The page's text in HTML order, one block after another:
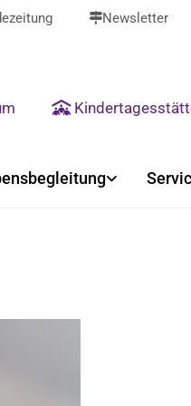
Newsletter
